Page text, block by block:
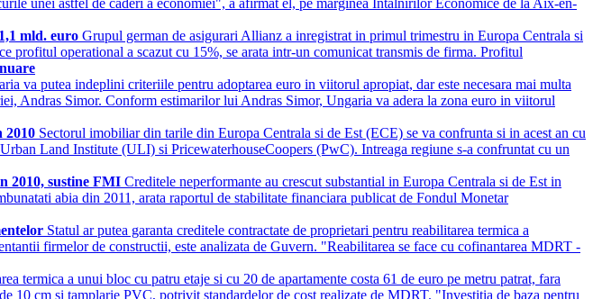
unei astfel de caderi a economiei", a afirmat el, pe marginea Intalnirilor Economice de la Aix-en-
mld. euro Grupul german de asigurari Allianz a inregistrat in primul trimestru in Europa Centrala si
profitul operational a scazut cu 15%, se arata intr-un comunicat transmis de firma. Profitul
va putea indeplini criteriile pentru adoptarea euro in viitorul apropiat, dar este necesara mai multa
Andras Simor. Conform estimarilor lui Andras Simor, Ungaria va adera la zona euro in viitorul
2010 Sectorul imobiliar din tarile din Europa Centrala si de Est (ECE) se va confrunta si in acest an cu
Land Institute (ULI) si PricewaterhouseCoopers (PwC). Intreaga regiune s-a confruntat cu un
2010, sustine FMI Creditele neperformante au crescut substantial in Europa Centrala si de Est in
abia din 2011, arata raportul de stabilitate financiara publicat de Fondul Monetar
Statul ar putea garanta creditele contractate de proprietari pentru reabilitarea termica a
firmelor de constructii, este analizata de Guvern. "Reabilitarea se face cu cofinantarea MDRT -
termica a unui bloc cu patru etaje si cu 20 de apartamente costa 61 de euro pe metru patrat, fara
10 cm si tamplarie PVC, potrivit standardelor de cost realizate de MDRT. "Investitia de baza pentru